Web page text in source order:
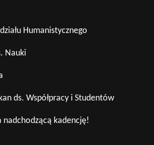
Humanistycznego
Nauki
ds. Współpracy i Studentów
nadchodzącą kadencję!